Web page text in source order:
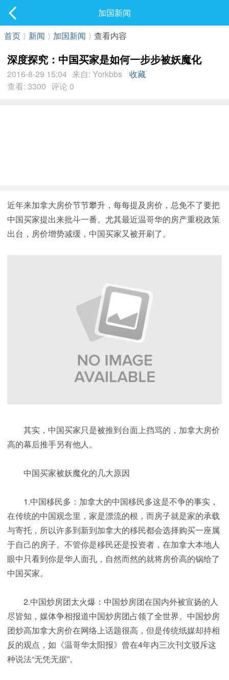
最新发表
加国新闻
首页 ⟩ 新闻 ⟩ 加国新闻 ⟩ 查看内容
深度探究：中国买家是如何一步步被妖魔化
2016-8-29 15:04 来自: Yorkbbs
收藏
查看: 3300 评论 0
近年来加拿大房价节节攀升，每每提及房价，总免不了要把
中国买家提出来批斗一番。尤其最近温哥华的房产重税政策
出台，房价增势减缓，中国买家又被开刷了。
其实，中国买家只是被推到台面上挡骂的，加拿大房价
高的幕后推手另有他人。
中国买家被妖魔化的几大原因
1.中国移民多：加拿大的中国移民多这是不争的事实，
在传统的中国观念里，家是漂流的根，而房子就是家的承载
与寄托，所以许多到新到加拿大的移民都会选择购买一座属
于自己的房子。不管你是移民还是投资者，在加拿大本地人
眼中只看到你是华人面孔，自然而然的就将房价高的锅给了
中国买家。
2.中国炒房团太火爆：中国炒房团在国内外被宣扬的人
尽皆知，媒体争相报道中国炒房团占领了全世界。中国炒房
团炒高加拿大房价在网络上话题很高，但是传统纸媒却持相
反的观点，如《温哥华太阳报》曾在4年内三次刊文驳斥这
种说法“无凭无据”。